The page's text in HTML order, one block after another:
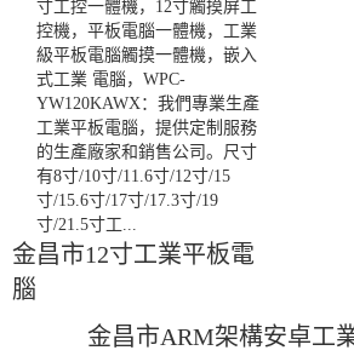
寸工控一體機，12寸觸摸屏工
控機，平板電腦一體機，工業
級平板電腦觸摸一體機，嵌入
式工業 電腦，WPC-
YW120KAWX：我們專業生產
工業平板電腦，提供定制服務
的生產廠家和銷售公司。尺寸
有8寸/10寸/11.6寸/12寸/15
寸/15.6寸/17寸/17.3寸/19
寸/21.5寸工...
金昌市12寸工業平板電
腦
金昌市ARM架構安卓工